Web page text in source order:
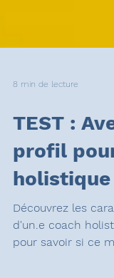
TEST :
profil
holistique
Découvrez les
d'un.e coach